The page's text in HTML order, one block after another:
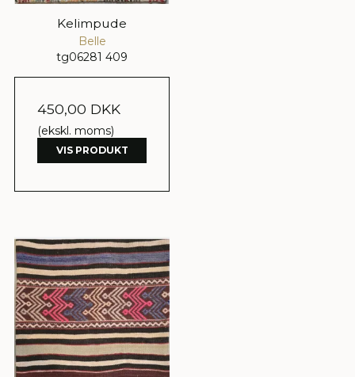
Kelimpude
Belle
tg06281 409
450,00 DKK
(ekskl. moms)
VIS PRODUKT